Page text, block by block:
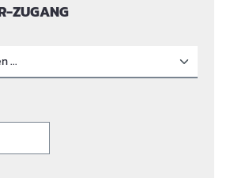
ZUGANG